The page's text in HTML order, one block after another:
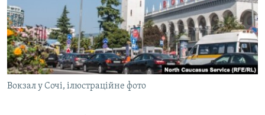
ВІДЕОУРОКИ «ELIFBE»
СВІДЧЕННЯ ОКУПАЦІЇ
УКРАЇНСЬКА ПРОБЛЕМА КРИМУ
ІНФОГРАФІКА
Русский
Qırımtatar
ДОЛУЧАЙСЯ!
Вокзал у Сочі, ілюстраційне фото